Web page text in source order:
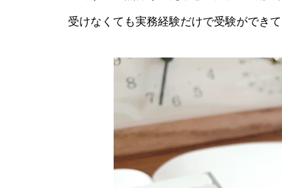
受けなくても実務経験だけで受験ができて